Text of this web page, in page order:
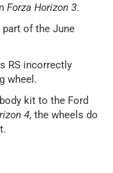
Forza Horizon 3.
part of the June
RS incorrectly
wheel.
kit to the Ford
4, the wheels do